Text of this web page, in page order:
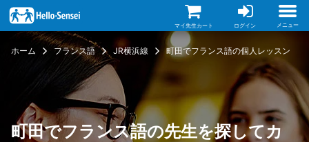
イ
ン
コ
マイ先生カート ログイン メニュー
ホーム フランス語 JR横浜線 町田でフランス語の個人レッスン
町田でフランス語の先生を探してカ